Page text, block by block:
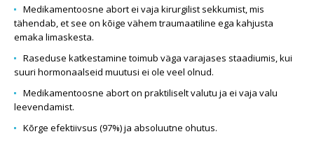
Medikamentoosne abort ei vaja kirurgilist sekkumist, mis
tähendab, et see on kõige vähem traumaatiline ega kahjusta
emaka limaskesta.
Raseduse katkestamine toimub väga varajases staadiumis, kui
suuri hormonaalseid muutusi ei ole veel olnud.
Medikamentoosne abort on praktiliselt valutu ja ei vaja valu
leevendamist.
Kõrge efektiivsus (97%) ja absoluutne ohutus.